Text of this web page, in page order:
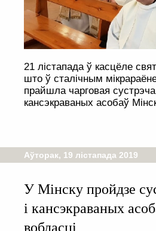
21 лістапада ў касцёле
што ў сталічным
прайшла чарговая
кансэкраваных асобаў
Аўторак, 19 лістапада 2019
У Мінску пройдзе
і кансэкраваных
вобласці